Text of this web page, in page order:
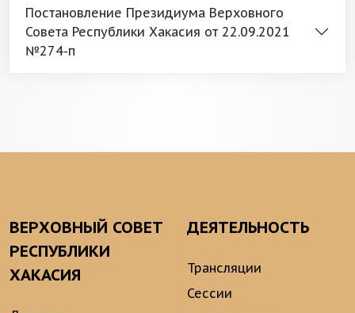
Постановление Президиума Верховного
Совета Республики Хакасия от 22.09.2021
№274-п
ВЕРХОВНЫЙ СОВЕТ
РЕСПУБЛИКИ
ХАКАСИЯ
ДЕЯТЕЛЬНОСТЬ
Трансляции
Сессии